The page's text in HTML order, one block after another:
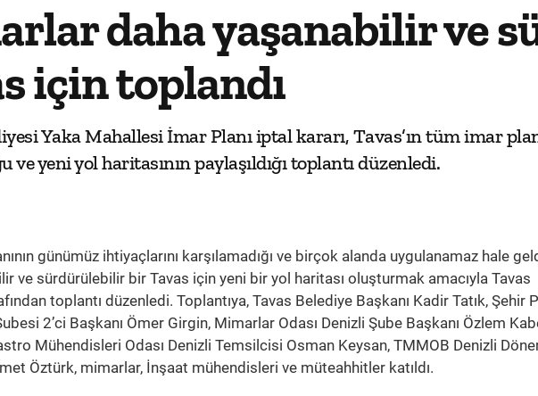
daha yaşanabilir ve
için toplandı
Yaka Mahallesi İmar Planı iptal kararı, Tavas’ın tüm imar
yeni yol haritasının paylaşıldığı toplantı düzenledi.
günümüz ihtiyaçlarını karşılamadığı ve birçok alanda uygulanamaz hale
ve sürdürülebilir bir Tavas için yeni bir yol haritası oluşturmak amacıyla Tavas
toplantı düzenledi. Toplantıya, Tavas Belediye Başkanı Kadir Tatık, Şehir
2’ci Başkanı Ömer Girgin, Mimarlar Odası Denizli Şube Başkanı Özlem
Mühendisleri Odası Denizli Temsilcisi Osman Keysan, TMMOB Denizli
Öztürk, mimarlar, İnşaat mühendisleri ve müteahhitler katıldı.